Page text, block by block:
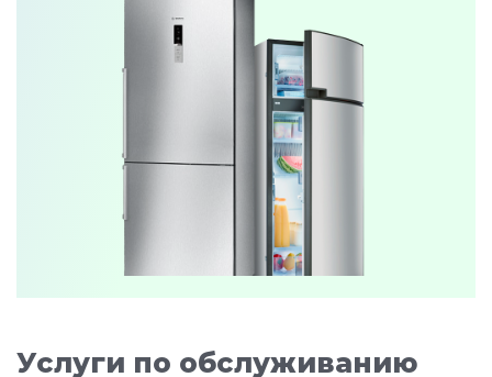
Услуги по обслуживанию